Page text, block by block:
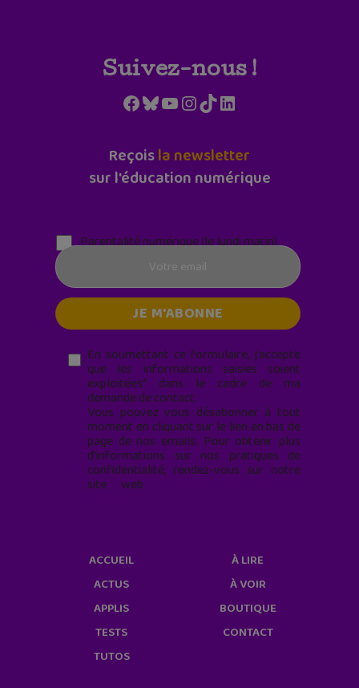
Suivez-nous !
Facebook
Bluesky
YouTube
Instagram
TikTokLinkedIn
Reçoisla newsletter
sur l'éducation numérique
Parentalité numérique (le lundi matin)
En soumettant ce formulaire, j’accepte
que les informations saisies soient
exploitées* dans le cadre de ma
demande de contact.
Vous pouvez vous désabonner à tout
moment en cliquant sur le lien en bas de
page de nos emails. Pour obtenir plus
d'informations sur nos pratiques de
confidentialité, rendez-vous sur notre
site web
ACCUEIL
ACTUS
APPLIS
TESTS
TUTOS
À LIRE
À VOIR
BOUTIQUE
CONTACT